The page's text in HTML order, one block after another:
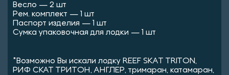
Весло — 2 шт
Рем. комплект — 1 шт
Паспорт изделия — 1 шт
Сумка упаковочная для лодки — 1 шт
*Возможно Вы искали лодку REEF SKAT TRITON,
РИФ СКАТ ТРИТОН, АНГЛЕР, тримаран, катамаран,